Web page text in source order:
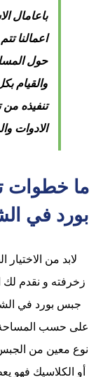
باعامال
اعمالنا
حول
والقيام
تنفيذه
الادوات
ما خطوات
بورد في
لابد من الاختيار
زخرفته و نقدم
جبس بورد في
على حسب المساحة
نوع معين من
أو الكلاسيك فهو